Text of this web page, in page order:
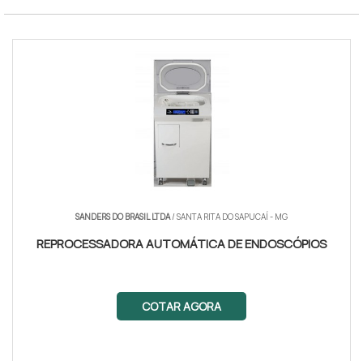
SANDERS DO BRASIL LTDA/ SANTA RITA DO SAPUCAÍ - MG
REPROCESSADORA AUTOMÁTICA DE ENDOSCÓPIOS
COTAR AGORA